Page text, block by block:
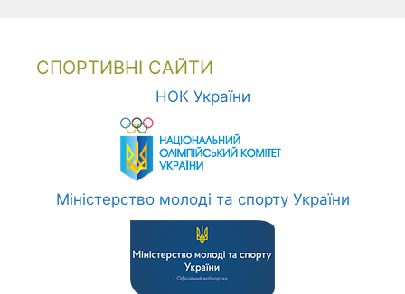
СПОРТИВНІ САЙТИ
НОК України
Міністерство молоді та спорту України